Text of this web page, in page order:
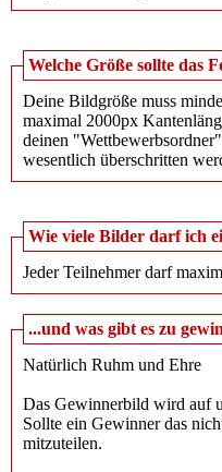
Welche Größe sollte das
Deine Bildgröße muss
maximal 2000px
deinen
wesentlich überschritten
Wie viele Bilder darf ich
Jeder Teilnehmer darf
...und was gibt es zu
Natürlich Ruhm und Ehre
Das Gewinnerbild wird auf
Sollte ein Gewinner das
mitzuteilen.